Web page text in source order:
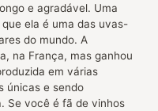
e agradável. Uma
ela é uma das uvas-
do mundo. A
na França, mas ganhou
em várias
únicas e sendo
Se você é fã de vinhos